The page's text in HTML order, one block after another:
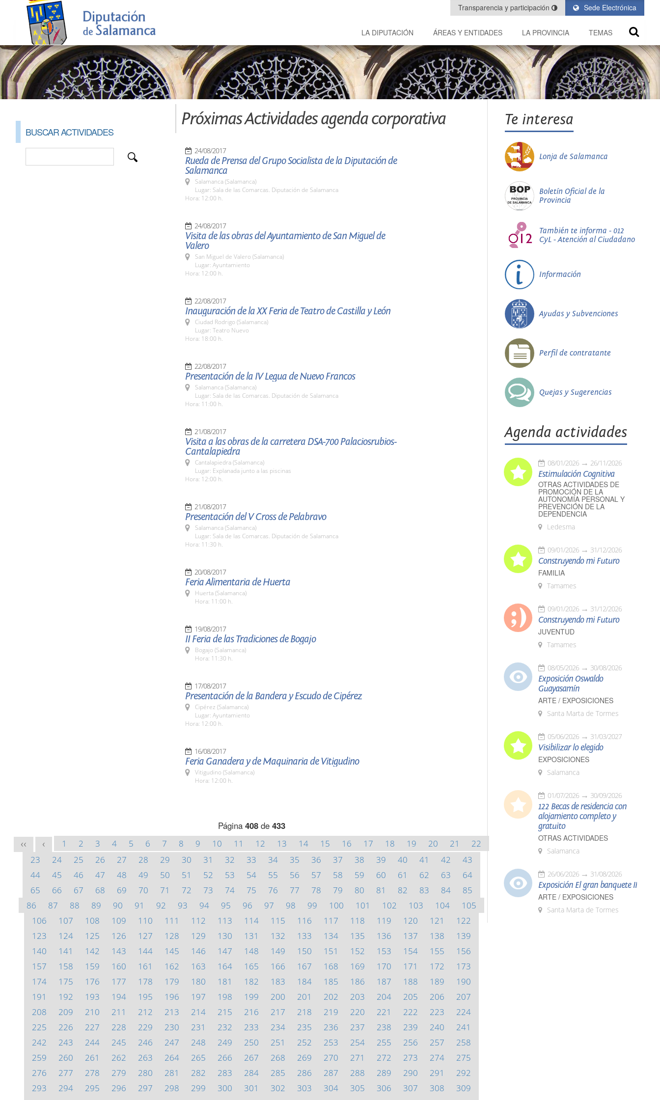
Sede Electrónica
Transparencia y participación
LA DIPUTACIÓN ÁREAS Y ENTIDADES LA PROVINCIA TEMAS
BUSCAR ACTIVIDADES
Próximas Actividades agenda corporativa
24/08/2017
Rueda de Prensa del Grupo Socialista de la Diputación de
Salamanca
Salamanca (Salamanca)
Lugar: Sala de las Comarcas. Diputación de Salamanca
Hora: 12:00 h.
24/08/2017
Visita de las obras del Ayuntamiento de San Miguel de
Valero
San Miguel de Valero (Salamanca)
Lugar: Ayuntamiento
Hora: 12:00 h.
22/08/2017
Inauguración de la XX Feria de Teatro de Castilla y León
Ciudad Rodrigo (Salamanca)
Lugar: Teatro Nuevo
Hora: 18:00 h.
22/08/2017
Presentación de la IV Legua de Nuevo Francos
Salamanca (Salamanca)
Lugar: Sala de las Comarcas. Diputación de Salamanca
Hora: 11:00 h.
21/08/2017
Visita a las obras de la carretera DSA-700 Palaciosrubios-
Cantalapiedra
Cantalapiedra (Salamanca)
Lugar: Explanada junto a las piscinas
Hora: 12:00 h.
21/08/2017
Presentación del V Cross de Pelabravo
Salamanca (Salamanca)
Lugar: Sala de las Comarcas. Diputación de Salamanca
Hora: 11:30 h.
20/08/2017
Feria Alimentaria de Huerta
Huerta (Salamanca)
Hora: 11:00 h.
19/08/2017
II Feria de las Tradiciones de Bogajo
Bogajo (Salamanca)
Hora: 11:30 h.
17/08/2017
Presentación de la Bandera y Escudo de Cipérez
Cipérez (Salamanca)
Lugar: Ayuntamiento
Hora: 12:00 h.
16/08/2017
Feria Ganadera y de Maquinaria de Vitigudino
Vitigudino (Salamanca)
Hora: 12:00 h.
Página 408de 433
<< < 1 2 3 4 5 6 7 8 9 10 11 12 13 14 15 16 17 18 19 20 21
22
23
24 25 26 27 28 29 30 31 32 33 34 35 36 37 38 39 40 41 42
43
44
45 46 47 48 49 50 51 52 53 54 55 56 57 58 59 60 61 62 63
64
65
66 67 68 69 70 71 72 73 74 75 76 77 78 79 80 81 82 83 84
85
86
87 88 89 90 91 92 93 94 95 96 97 98 99 100 101 102 103 104
105
106
107 108 109 110 111 112 113 114 115 116 117 118 119 120 121
122
123
124 125 126 127 128 129 130 131 132 133 134 135 136 137 138
139
140
141 142 143 144 145 146 147 148 149 150 151 152 153 154 155
156
157
158 159 160 161 162 163 164 165 166 167 168 169 170 171 172
173
174
175 176 177 178 179 180 181 182 183 184 185 186 187 188 189
190
191
192 193 194 195 196 197 198 199 200 201 202 203 204 205 206
207
208
209 210 211 212 213 214 215 216 217 218 219 220 221 222 223
224
225
226 227 228 229 230 231 232 233 234 235 236 237 238 239 240
241
242
243 244 245 246 247 248 249 250 251 252 253 254 255 256 257
258
259
260 261 262 263 264 265 266 267 268 269 270 271 272 273 274
275
276
277 278 279 280 281 282 283 284 285 286 287 288 289 290 291
292
293
294 295 296 297 298 299 300 301 302 303 304 305 306 307 308
309
Te interesa
Lonja de Salamanca
Boletín Oficial de la
Provincia
También te informa - 012
CyL - Atención al Ciudadano
Información
Ayudas y Subvenciones
Perfil de contratante
Quejas y Sugerencias
Agenda actividades
08/01/2026 26/11/2026
Estimulación Cognitiva
OTRAS ACTIVIDADES DE
PROMOCIÓN DE LA
AUTONOMÍA PERSONAL Y
PREVENCIÓN DE LA
DEPENDENCIA
Ledesma
09/01/2026 31/12/2026
Construyendo mi Futuro
FAMILIA
Tamames
09/01/2026 31/12/2026
Construyendo mi Futuro
JUVENTUD
Tamames
08/05/2026 30/08/2026
Exposición Oswaldo
Guayasamín
ARTE / EXPOSICIONES
Santa Marta de Tormes
05/06/2026 31/03/2027
Visibilizar lo elegido
EXPOSICIONES
Salamanca
01/07/2026 30/09/2026
122 Becas de residencia con
alojamiento completo y
gratuito
OTRAS ACTIVIDADES
Salamanca
26/06/2026 31/08/2026
Exposición El gran banquete II
ARTE / EXPOSICIONES
Santa Marta de Tormes